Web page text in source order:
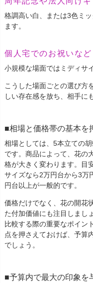
格調高い白、または3色ミ
ます。
個人宅でのお祝いなど
小規模な場面ではミディサ
こうした場面ごとの選び方
しい存在感を放ち、相手に
相場と価格帯の基本を
相場としては、5本立ての
です。商品によって、花の
格が大きく変わります。目
サイズなら2万円台から3万
円台以上が一般的です。
価格だけでなく、花の開花
た付加価値にも注目しまし
比較する際の重要なポイン
点を押さえておけば、予算
でしょう。
予算内で最大の印象を